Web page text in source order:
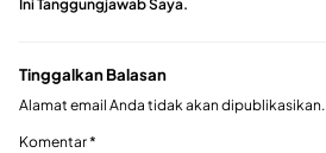
Ini Tanggungjawab Saya.
Tinggalkan Balasan
Alamat email Anda tidak akan dipublikasikan.
Komentar*